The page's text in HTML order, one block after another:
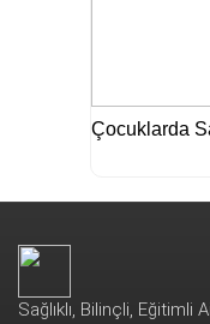
Çocuklarda
Sağlıklı, Bilinçli, Eğitimli